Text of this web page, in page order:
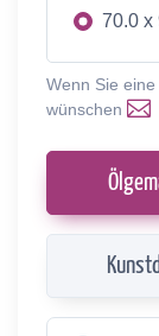
70.0 x
Wenn Sie
wünschen